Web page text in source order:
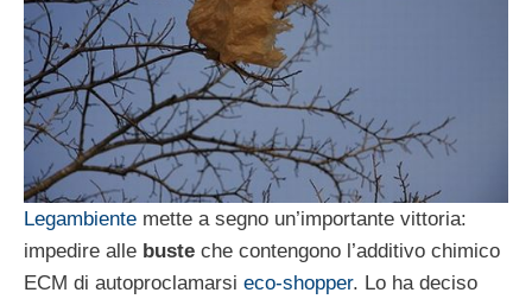
Legambiente mette a segno un’importante vittoria:
impedire alle buste che contengono l’additivo chimico
ECM di autoproclamarsi eco-shopper. Lo ha deciso